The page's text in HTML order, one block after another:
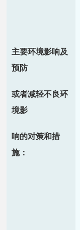
主要环境影响及
预防
或者减轻不良环
境影
响的对策和措
施：